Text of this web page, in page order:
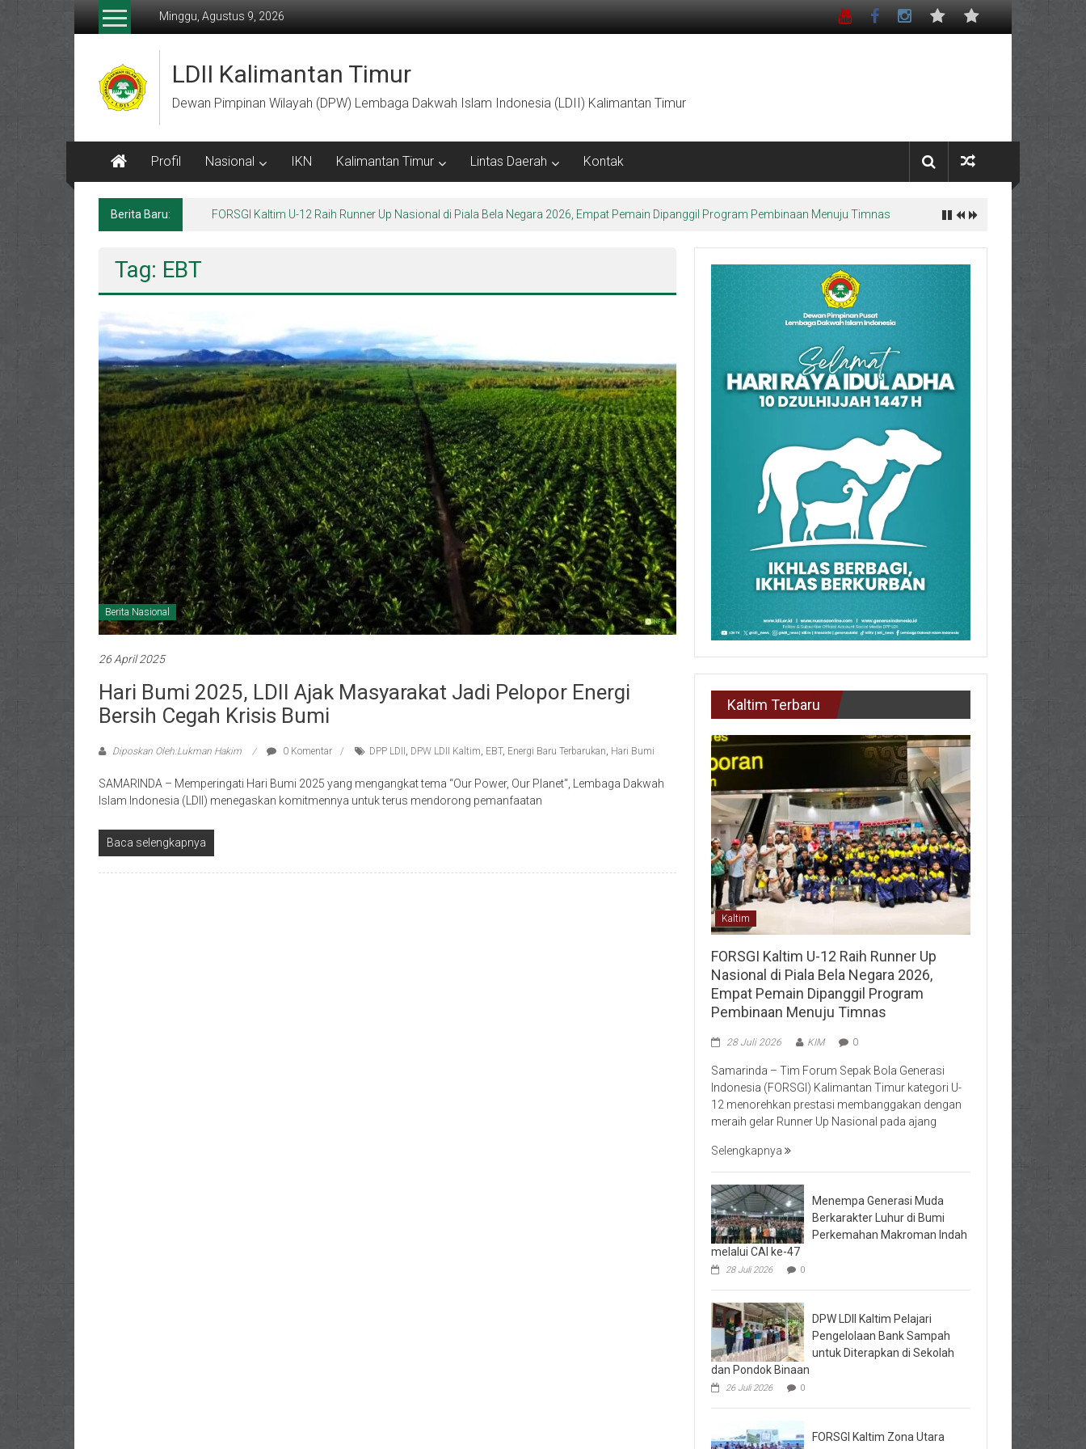
Lompat
Minggu, Agustus 9, 2026
LDII Kalimantan Timur
Dewan Pimpinan Wilayah (DPW) Lembaga Dakwah Islam Indonesia (LDII) Kalimantan Timur
Profil Nasional IKN Kalimantan Timur Lintas Daerah Kontak
Berita Baru: FORSGI Kaltim U-12 Raih Runner Up Nasional di Piala Bela Negara 2026, Empat Pemain Dipanggil Program Pembinaan Menuju Timnas
Tag: EBT
Berita Nasional
26 April 2025
Hari Bumi 2025, LDII Ajak Masyarakat Jadi Pelopor Energi
Bersih Cegah Krisis Bumi
Diposkan Oleh:Lukman Hakim 0 Komentar DPP LDII , DPW LDII Kaltim, EBT, Energi Baru Terbarukan, Hari Bumi
SAMARINDA – Memperingati Hari Bumi 2025 yang mengangkat tema “Our Power, Our Planet“, Lembaga Dakwah
Islam Indonesia (LDII) menegaskan komitmennya untuk terus mendorong pemanfaatan
Baca selengkapnya
Kaltim Terbaru
Kaltim
FORSGI Kaltim U-12 Raih Runner Up
Nasional di Piala Bela Negara 2026,
Empat Pemain Dipanggil Program
Pembinaan Menuju Timnas
28 Juli 2026 KIM 0
Samarinda – Tim Forum Sepak Bola Generasi
Indonesia (FORSGI) Kalimantan Timur kategori U-
12 menorehkan prestasi membanggakan dengan
meraih gelar Runner Up Nasional pada ajang
Selengkapnya
Menempa Generasi Muda
Berkarakter Luhur di Bumi
Perkemahan Makroman Indah
melalui CAI ke-47
28 Juli 2026 0
DPW LDII Kaltim Pelajari
Pengelolaan Bank Sampah
untuk Diterapkan di Sekolah
dan Pondok Binaan
26 Juli 2026 0
FORSGI Kaltim Zona Utara